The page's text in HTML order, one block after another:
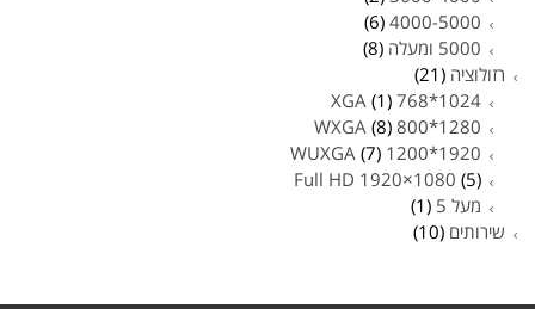
4000-5000
(6)
5000 ומעלה
(8)
רזולוציה (21)
1024*768 XGA
(1)
1280*800 WXGA
(8)
1920*1200 WUXGA
(7)
Full HD 1920×1080 (5)
מעל 5
(1)
שירותים (10)